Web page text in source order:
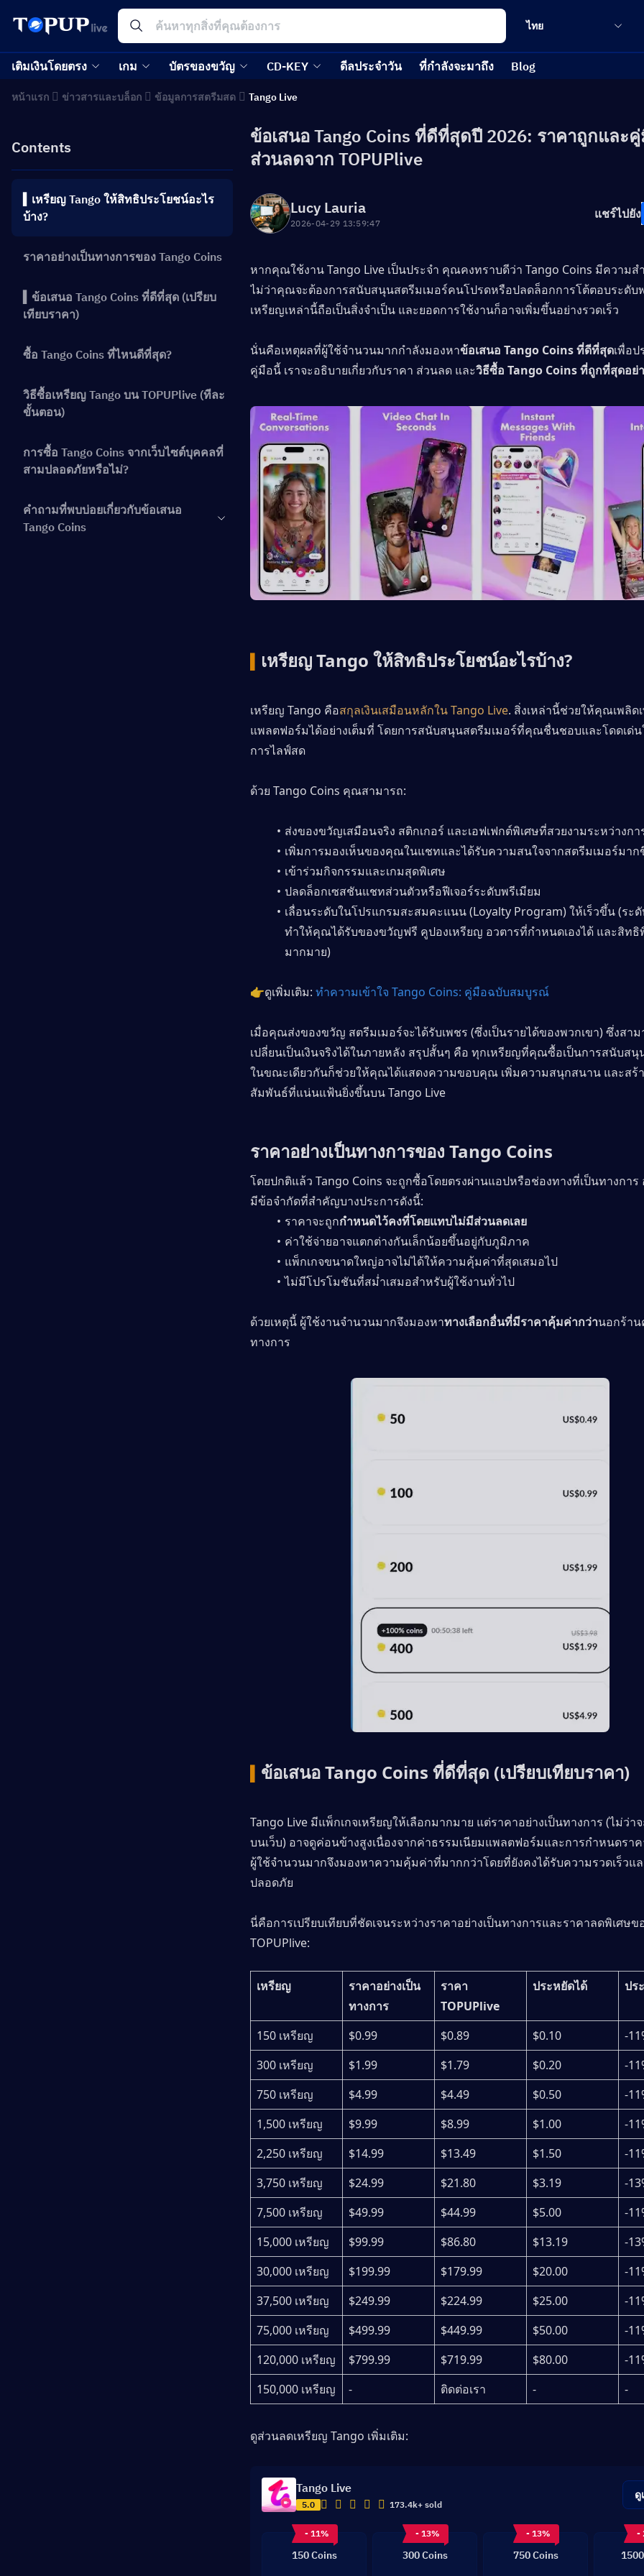
ไทย
เติมเงินโดยตรง เกม บัตรของขวัญ CD-KEY ดีลประจำวัน ที่กำลังจะมาถึง Blog
หน้าแรก ข่าวสารและบล็อก ข้อมูลการสตรีมสด Tango Live
Contents
▍เหรียญ Tango ให้สิทธิประโยชน์อะไร
บ้าง?
ราคาอย่างเป็นทางการของ Tango Coins
▍ข้อเสนอ Tango Coins ที่ดีที่สุด (เปรียบ
เทียบราคา)
ซื้อ Tango Coins ที่ไหนดีที่สุด?
วิธีซื้อเหรียญ Tango บน TOPUPlive (ทีละ
ขั้นตอน)
การซื้อ Tango Coins จากเว็บไซต์บุคคลที่
สามปลอดภัยหรือไม่?
คำถามที่พบบ่อยเกี่ยวกับข้อเสนอ
Tango Coins
ข้อเสนอ Tango Coins ที่ดีที่สุดปี 2026: ราคาถูกและ
ส่วนลดจาก TOPUPlive
Lucy Lauria
2026-04-29 13:59:47
แชร์ไปยัง
หากคุณใช้งาน Tango Live เป็นประจำ คุณคงทราบดีว่า Tango Coins มีความส
ไม่ว่าคุณจะต้องการสนับสนุนสตรีมเมอร์คนโปรดหรือปลดล็อกการโต้ตอบระดับ
เหรียญเหล่านี้ถือเป็นสิ่งจำเป็น และยอดการใช้งานก็อาจเพิ่มขึ้นอย่างรวดเร็ว
นั่นคือเหตุผลที่ผู้ใช้จำนวนมากกำลังมองหาข้อเสนอ Tango Coins ที่ดีที่สุดเพื่อป
คู่มือนี้ เราจะอธิบายเกี่ยวกับราคา ส่วนลด และวิธีซื้อ Tango Coins ที่ถูกที่สุดอย่
เหรียญ Tango ให้สิทธิประโยชน์อะไรบ้าง?
เหรียญ Tango คือสกุลเงินเสมือนหลักใน Tango Live. สิ่งเหล่านี้ช่วยให้คุณเพลิด
แพลตฟอร์มได้อย่างเต็มที่ โดยการสนับสนุนสตรีมเมอร์ที่คุณชื่นชอบและโดดเด่น
การไลฟ์สด
ด้วย Tango Coins คุณสามารถ:
ส่งของขวัญเสมือนจริง สติกเกอร์ และเอฟเฟกต์พิเศษที่สวยงามระหว่างก
เพิ่มการมองเห็นของคุณในแชทและได้รับความสนใจจากสตรีมเมอร์มา
เข้าร่วมกิจกรรมและเกมสุดพิเศษ
ปลดล็อกเซสชันแชทส่วนตัวหรือฟีเจอร์ระดับพรีเมียม
เลื่อนระดับในโปรแกรมสะสมคะแนน (Loyalty Program) ให้เร็วขึ้น (ระ
ทำให้คุณได้รับของขวัญฟรี คูปองเหรียญ อวตารที่กำหนดเองได้ และสิทธิ
มากมาย)
👉ดูเพิ่มเติม: ทำความเข้าใจ Tango Coins: คู่มือฉบับสมบูรณ์
เมื่อคุณส่งของขวัญ สตรีมเมอร์จะได้รับเพชร (ซึ่งเป็นรายได้ของพวกเขา) ซึ่งสา
เปลี่ยนเป็นเงินจริงได้ในภายหลัง สรุปสั้นๆ คือ ทุกเหรียญที่คุณซื้อเป็นการสนับสนุ
ในขณะเดียวกันก็ช่วยให้คุณได้แสดงความขอบคุณ เพิ่มความสนุกสนาน และสร้
สัมพันธ์ที่แน่นแฟ้นยิ่งขึ้นบน Tango Live
ราคาอย่างเป็นทางการของ Tango Coins
โดยปกติแล้ว Tango Coins จะถูกซื้อโดยตรงผ่านแอปหรือช่องทางที่เป็นทางการ
มีข้อจำกัดที่สำคัญบางประการดังนี้:
ราคาจะถูกกำหนดไว้คงที่โดยแทบไม่มีส่วนลดเลย
ค่าใช้จ่ายอาจแตกต่างกันเล็กน้อยขึ้นอยู่กับภูมิภาค
แพ็กเกจขนาดใหญ่อาจไม่ได้ให้ความคุ้มค่าที่สุดเสมอไป
ไม่มีโปรโมชันที่สม่ำเสมอสำหรับผู้ใช้งานทั่วไป
ด้วยเหตุนี้ ผู้ใช้งานจำนวนมากจึงมองหาทางเลือกอื่นที่มีราคาคุ้มค่ากว่านอกร้าน
ทางการ
ข้อเสนอ Tango Coins ที่ดีที่สุด (เปรียบเทียบราคา)
Tango Live มีแพ็กเกจเหรียญให้เลือกมากมาย แต่ราคาอย่างเป็นทางการ (ไม่ว่า
บนเว็บ) อาจดูค่อนข้างสูงเนื่องจากค่าธรรมเนียมแพลตฟอร์มและการกำหนดรา
ผู้ใช้จำนวนมากจึงมองหาความคุ้มค่าที่มากกว่าโดยที่ยังคงได้รับความรวดเร็วแ
ปลอดภัย
นี่คือการเปรียบเทียบที่ชัดเจนระหว่างราคาอย่างเป็นทางการและราคาลดพิเศษข
TOPUPlive:
เหรียญ
ราคาอย่างเป็น
ทางการ
ราคา
TOPUPlive
ประหยัดได้ ปร
150 เหรียญ $0.99 $0.89 $0.10
-
300 เหรียญ
$1.99 $1.79 $0.20
-
750 เหรียญ
$4.99 $4.49 $0.50
-
1,500 เหรียญ
$9.99 $8.99 $1.00
-
2,250 เหรียญ
$14.99 $13.49 $1.50
-
3,750 เหรียญ
$24.99 $21.80 $3.19
-
7,500 เหรียญ
$49.99 $44.99 $5.00
-
15,000 เหรียญ
$99.99 $86.80 $13.19
-
30,000 เหรียญ
$199.99 $179.99 $20.00
-
37,500 เหรียญ
$249.99 $224.99 $25.00
-
75,000 เหรียญ
$499.99 $449.99 $50.00
-
120,000 เหรียญ
$799.99 $719.99 $80.00
-
150,000 เหรียญ
- ติดต่อเรา - -
ดูส่วนลดเหรียญ Tango เพิ่มเติม:
Tango Live
5.0 173.4k+ sold
ดู
- 11%
150 Coins
- 13%
300 Coins
- 13%
750 Coins
-